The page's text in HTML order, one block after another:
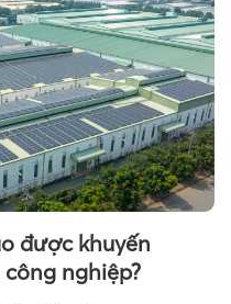
được khuyến
nghiệp?